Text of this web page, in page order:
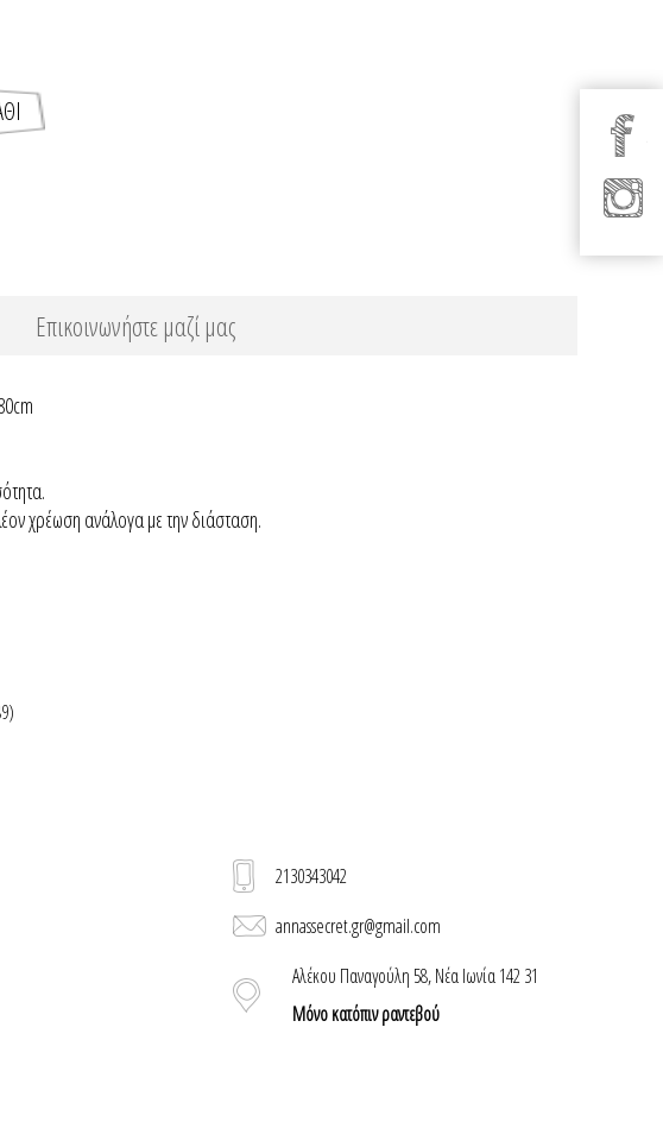
Επικοινωνήστε μαζί μας
χρέωση ανάλογα με την διάσταση.
2130343042
annassecret.gr@gmail.com
Αλέκου Παναγούλη 58, Νέα Ιωνία 142 31
Μόνο κατόπιν ραντεβού